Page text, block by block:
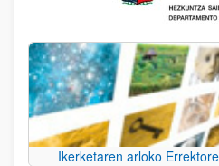
Ikerketaren arloko